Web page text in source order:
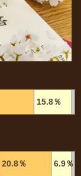
15.8％
20.8％ 6.9％